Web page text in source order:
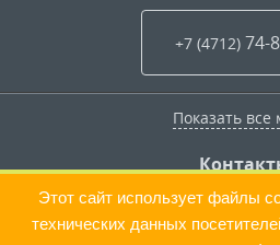
Этот сайт использует файлы
технических данных
+7 (4712) 74-
Показать
г.Курск,ул.
+7 (4712) 74-